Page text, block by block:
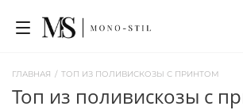
ГЛАВНАЯ / ТОП ИЗ ПОЛИВИСКОЗЫ С ПРИНТОМ
топ из поливискозы с